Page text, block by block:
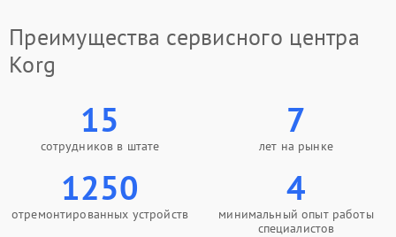
Преимущества сервисного центра
Korg
15
сотрудников в штате
7
лет на рынке
1250
отремонтированных устройств
4
минимальный опыт работы
специалистов